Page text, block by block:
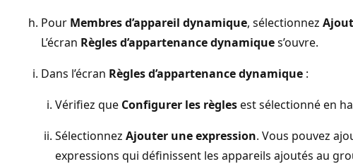
Pour Membres d’appareil dynamique, sélectionnez
L’écran Règles d’appartenance dynamiques’ouvre.
Dans l’écran Règles d’appartenance dynamique :
Vérifiez que Configurer les règlesest sélectionné en
Sélectionnez Ajouter une expression. Vous pouvez
expressions qui définissent les appareils ajoutés au